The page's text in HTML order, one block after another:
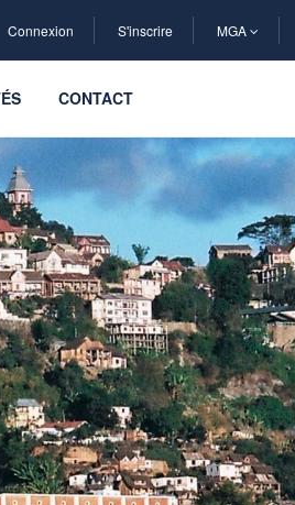
Connexion S'inscrire MGA
CONTACT